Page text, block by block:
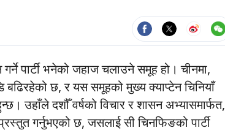
पार्टी भनेको जहाज चलाउने समूह हो। चीनमा,
बढिरहेको छ, र यस समूहको मुख्य क्याप्टेन चिनियाँ
उहाँले दशौँ वर्षको विचार र शासन अभ्यासमार्फत,
गर्नुभएको छ, जसलाई सी चिनफिङको पार्टी